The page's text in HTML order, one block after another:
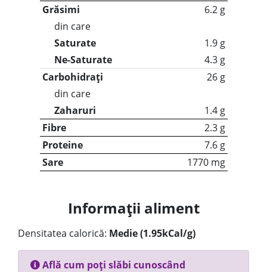
Grăsimi
6.2 g
din care
Saturate
1.9 g
Ne-Saturate
4.3 g
Carbohidrați
26 g
din care
Zaharuri
1.4 g
Fibre
2.3 g
Proteine
7.6 g
Sare
1770 mg
Informații aliment
Densitatea calorică: Medie (1.95kCal/g)
Află cum poți slăbi cunoscând